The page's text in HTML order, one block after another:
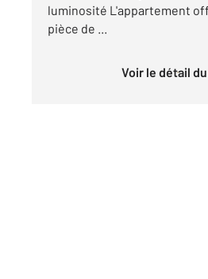
luminosité L'appartement
pièce de ...
Voir le détail